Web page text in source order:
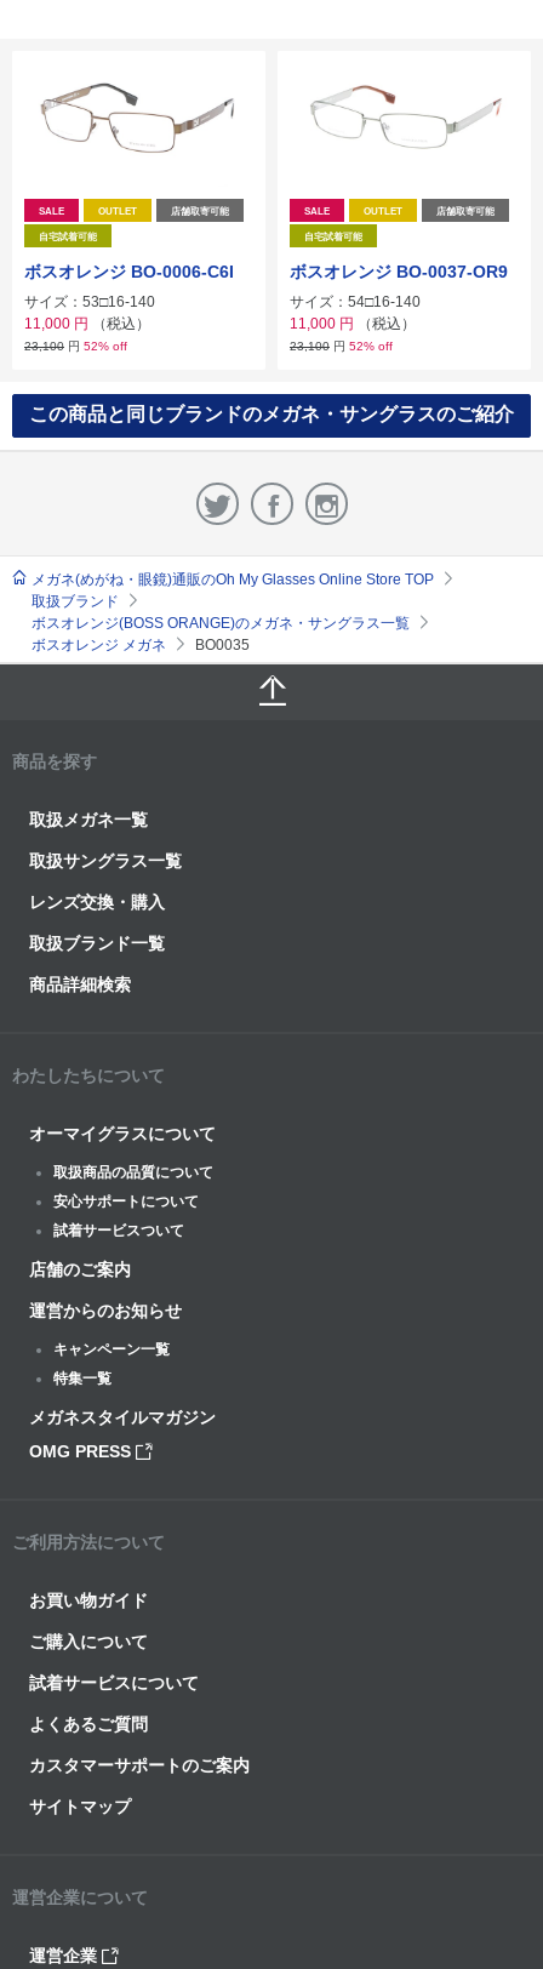
SALE OUTLET 店舗取寄可能
自宅試着可能
ボスオレンジ BO-0006-C6I
サイズ：53□16-140
11,000 円 （税込）
23,100 円 52% off
SALE OUTLET 店舗取寄可能
自宅試着可能
ボスオレンジ BO-0037-OR9
サイズ：54□16-140
11,000 円 （税込）
23,100 円 52% off
この商品と同じブランドのメガネ・サングラスのご紹介
メガネ(めがね・眼鏡)通販のOh My Glasses Online Store TOP
取扱ブランド
ボスオレンジ(BOSS ORANGE)のメガネ・サングラス一覧
ボスオレンジ メガネ
BO0035
商品を探す
取扱メガネ一覧
取扱サングラス一覧
レンズ交換・購入
取扱ブランド一覧
商品詳細検索
わたしたちについて
オーマイグラスについて
取扱商品の品質について
安心サポートについて
試着サービスついて
店舗のご案内
運営からのお知らせ
キャンペーン一覧
特集一覧
メガネスタイルマガジン
OMG PRESS
ご利用方法について
お買い物ガイド
ご購入について
試着サービスについて
よくあるご質問
カスタマーサポートのご案内
サイトマップ
運営企業について
運営企業